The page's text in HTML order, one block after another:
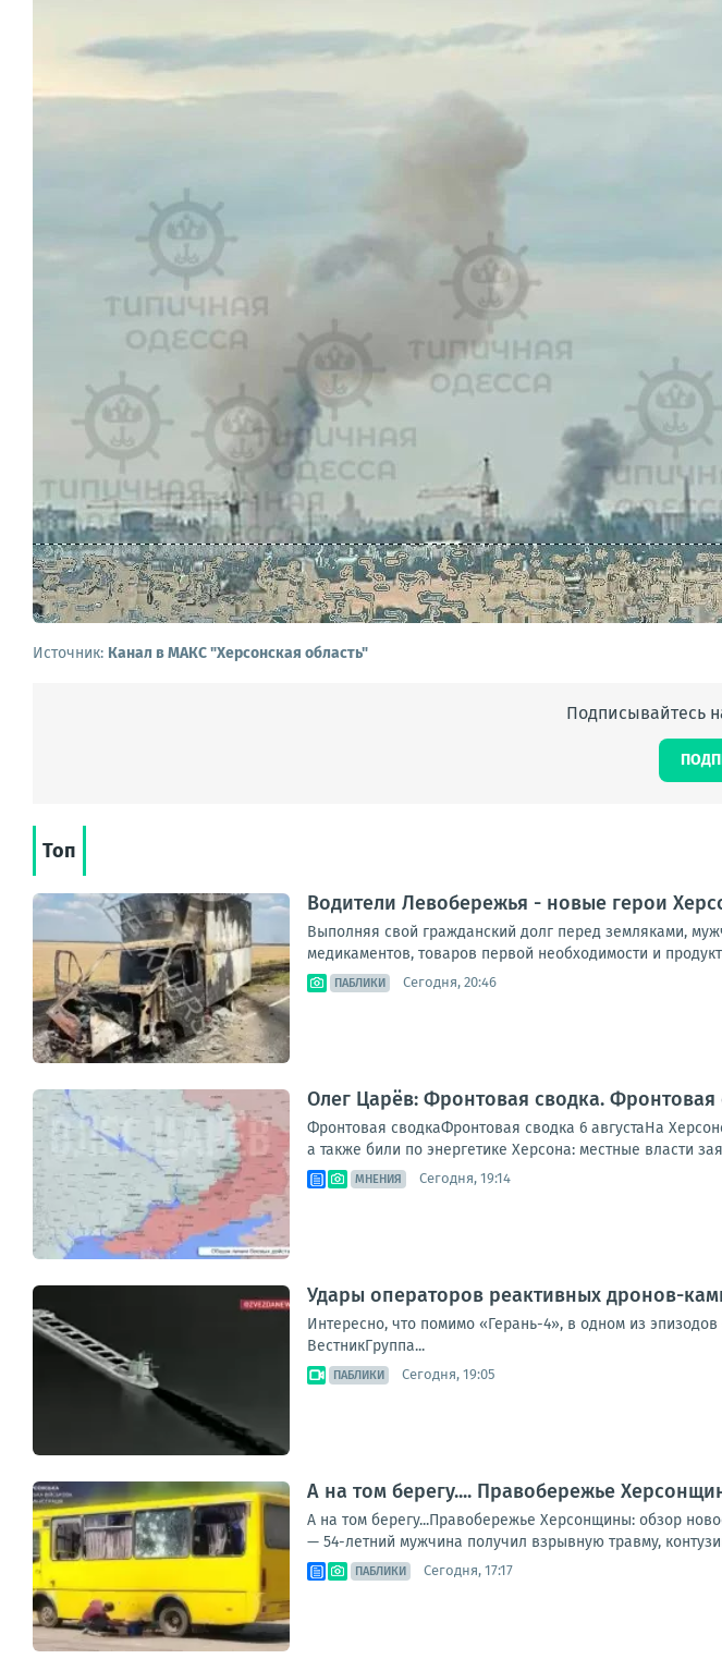
Источник: Канал в МАКС "Херсонская область"
Подписывайтесь
Топ
Водители Левобережья - новые герои
Выполняя свой гражданский долг перед земляками,
медикаментов, товаров первой необходимости и
ПАБЛИКИ Сегодня, 20:46
Олег Царёв: Фронтовая сводка. Фронтовая
Фронтовая сводкаФронтовая сводка 6 августаНа
а также били по энергетике Херсона: местные власти
МНЕНИЯ Сегодня, 19:14
Удары операторов реактивных дронов-
Интересно, что помимо «Герань-4», в одном из
ВестникГруппа...
ПАБЛИКИ Сегодня, 19:05
А на том берегу.... Правобережье
А на том берегу...Правобережье Херсонщины: обзор
— 54-летний мужчина получил взрывную травму,
ПАБЛИКИ Сегодня, 17:17